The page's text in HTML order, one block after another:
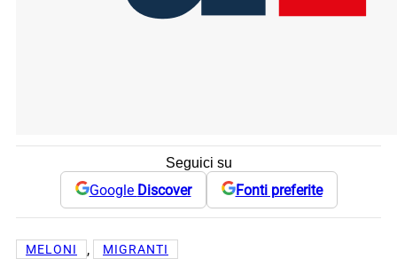
Seguici su
Google Discover Fonti preferite
MELONI , MIGRANTI